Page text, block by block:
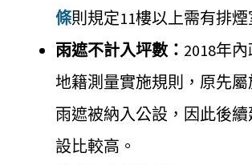
條則規定11樓以上需有排煙
雨遮不計入坪數： 2018年
地籍測量實施規則，原先
雨遮被納入公設，因此後
設比較高。